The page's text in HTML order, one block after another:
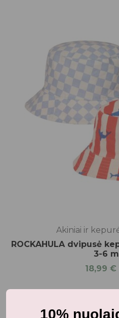
Akiniai ir
ROCKAHULA dvipusė
3-6
18,99 €
10%